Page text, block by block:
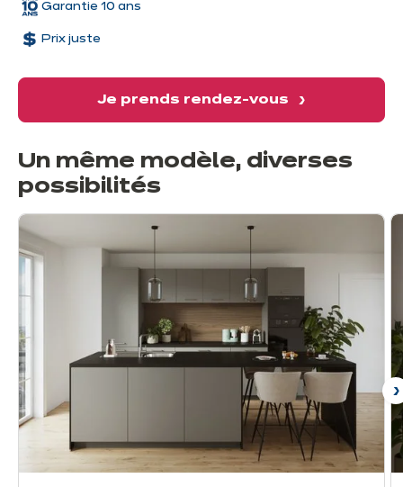
Garantie 10 ans
Prix juste
Je prends rendez-vous
Un même modèle, diverses
possibilités